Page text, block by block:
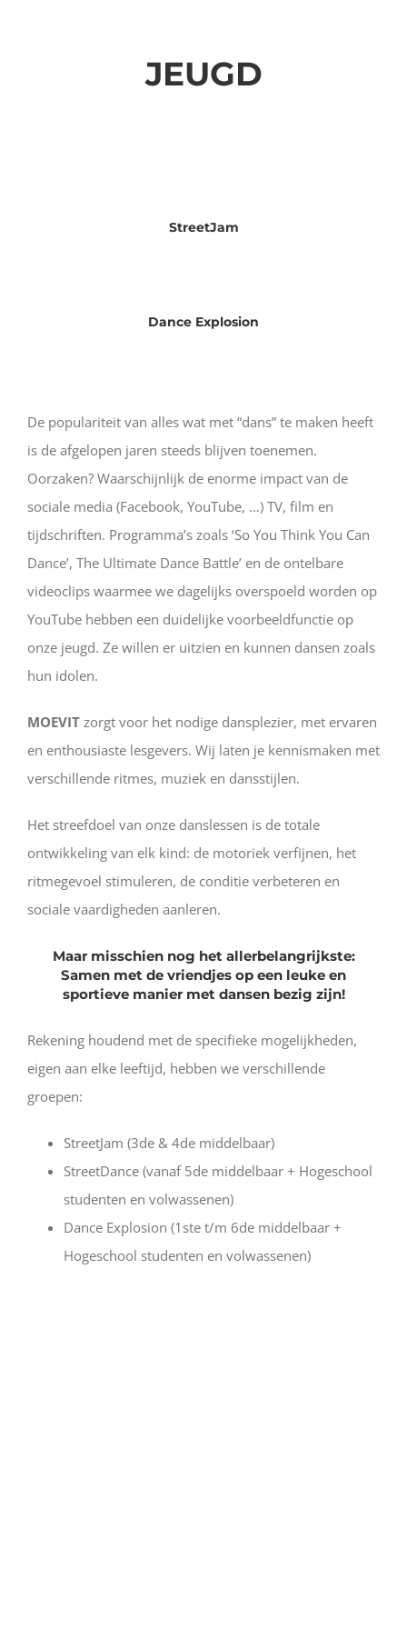
JEUGD
StreetJam
Dance Explosion
De populariteit van alles wat met “dans” te maken heeft
is de afgelopen jaren steeds blijven toenemen.
Oorzaken? Waarschijnlijk de enorme impact van de
sociale media (Facebook, YouTube, …) TV, film en
tijdschriften. Programma’s zoals ‘So You Think You Can
Dance’, The Ultimate Dance Battle’ en de ontelbare
videoclips waarmee we dagelijks overspoeld worden op
YouTube hebben een duidelijke voorbeeldfunctie op
onze jeugd. Ze willen er uitzien en kunnen dansen zoals
hun idolen.
MOEVIT zorgt voor het nodige dansplezier, met ervaren
en enthousiaste lesgevers. Wij laten je kennismaken met
verschillende ritmes, muziek en dansstijlen.
Het streefdoel van onze danslessen is de totale
ontwikkeling van elk kind: de motoriek verfijnen, het
ritmegevoel stimuleren, de conditie verbeteren en
sociale vaardigheden aanleren.
Maar misschien nog het allerbelangrijkste:
Samen met de vriendjes op een leuke en
sportieve manier met dansen bezig zijn!
Rekening houdend met de specifieke mogelijkheden,
eigen aan elke leeftijd, hebben we verschillende
groepen:
StreetJam (3de & 4de middelbaar)
StreetDance (vanaf 5de middelbaar + Hogeschool
studenten en volwassenen)
Dance Explosion (1ste t/m 6de middelbaar +
Hogeschool studenten en volwassenen)